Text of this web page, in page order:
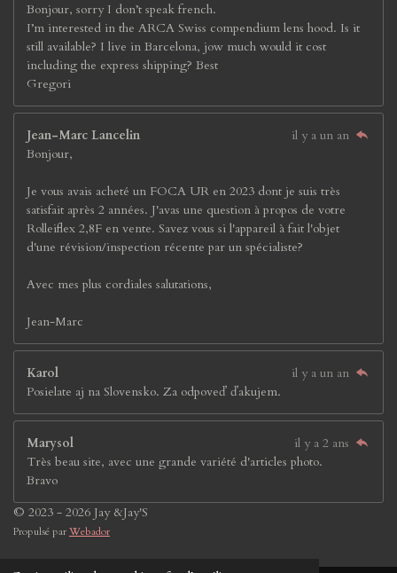
Bonjour, sorry I don’t speak french.
I’m interested in the ARCA Swiss compendium lens hood. Is it
still available? I live in Barcelona, jow much would it cost
including the express shipping? Best
Gregori
Jean-Marc Lancelin
il y a un an
Bonjour,
Je vous avais acheté un FOCA UR en 2023 dont je suis très
satisfait après 2 années. J'avas une question à propos de votre
Rolleiflex 2,8F en vente. Savez vous si l'appareil à fait l'objet
d'une révision/inspection récente par un spécialiste?
Avec mes plus cordiales salutations,
Jean-Marc
Karol
il y a un an
Posielate aj na Slovensko. Za odpoveď ďakujem.
Marysol
il y a 2 ans
Très beau site, avec une grande variété d'articles photo.
Bravo
© 2023 - 2026 Jay &Jay'S
Propulsé parWebador